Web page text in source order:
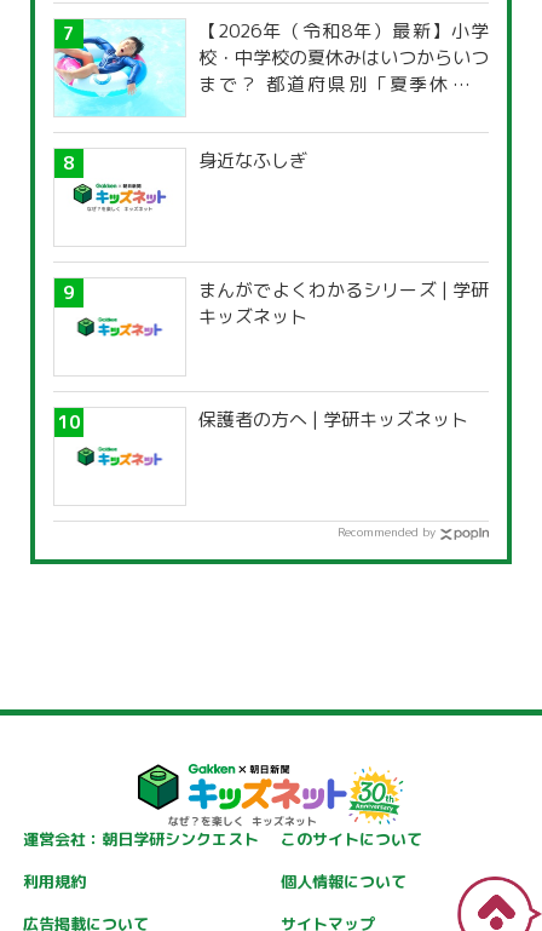
【2026年（令和8年）最新】小学
校・中学校の夏休みはいつからいつ
まで？ 都道府県別「夏季休暇一
身近なふしぎ
まんがでよくわかるシリーズ | 学研
キッズネット
保護者の方へ | 学研キッズネット
Recommended by
運営会社：朝日学研シンクエスト
このサイトについて
利用規約
個人情報について
広告掲載について
サイトマップ